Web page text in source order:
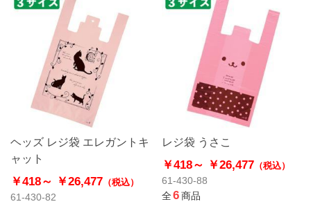
ヘッズ レジ袋 エレガントキ
ャット
￥418～ ￥26,477 （税込）
61-430-82
レジ袋 うさこ
￥418～ ￥26,477（税込）
61-430-88
全6商品